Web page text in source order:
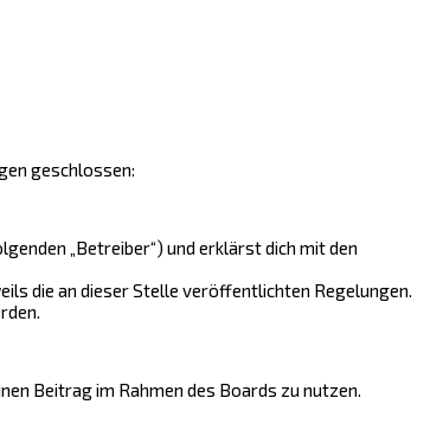
geschlossen:
„Betreiber“) und erklärst dich mit den
die an dieser Stelle veröffentlichten Regelungen.
Beitrag im Rahmen des Boards zu nutzen.